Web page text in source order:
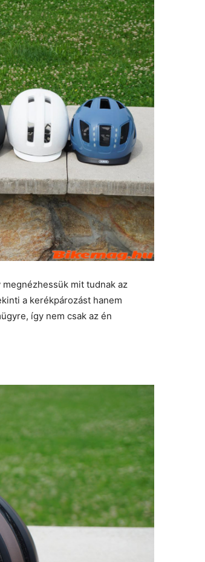
mit tudnak az
a kerékpározást hanem
így nem csak az én